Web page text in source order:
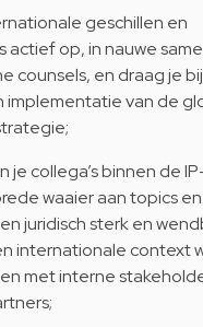
geschillen en
actief op, in nauwe
counsels, en draag je
implementatie van de
je collega’s binnen de
waaier aan topics
juridisch sterk en
internationale context
met interne